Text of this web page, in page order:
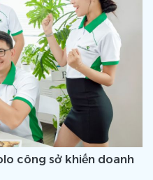
công sở khiến doanh